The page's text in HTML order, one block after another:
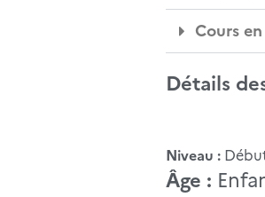
Cours
Détails
Niveau :
Âge :